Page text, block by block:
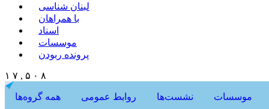
لبنان شناسی
با همراهان
اسناد
موسسات
پرونده ربودن
۱ ۷ , ۵ ۰ ۸
همه گروه‌ها روابط عمومی نشست‌ها موسسات